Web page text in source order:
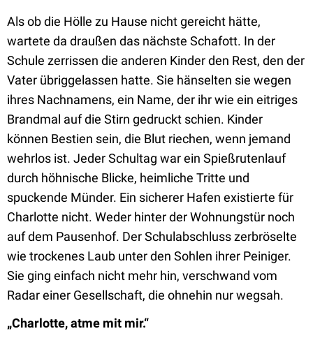
Als ob die Hölle zu Hause nicht gereicht hätte,
wartete da draußen das nächste Schafott. In der
Schule zerrissen die anderen Kinder den Rest, den der
Vater übriggelassen hatte. Sie hänselten sie wegen
ihres Nachnamens, ein Name, der ihr wie ein eitriges
Brandmal auf die Stirn gedruckt schien. Kinder
können Bestien sein, die Blut riechen, wenn jemand
wehrlos ist. Jeder Schultag war ein Spießrutenlauf
durch höhnische Blicke, heimliche Tritte und
spuckende Münder. Ein sicherer Hafen existierte für
Charlotte nicht. Weder hinter der Wohnungstür noch
auf dem Pausenhof. Der Schulabschluss zerbröselte
wie trockenes Laub unter den Sohlen ihrer Peiniger.
Sie ging einfach nicht mehr hin, verschwand vom
Radar einer Gesellschaft, die ohnehin nur wegsah.
„Charlotte, atme mit mir.“